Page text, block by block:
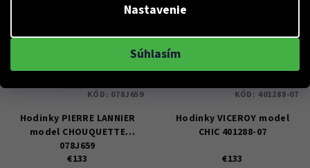
Nastavenie
Súhlasím
Hodinky PIERRE LANNIER
model CHOUQUETTE
078J659
€133
KÓD: 078J659
Hodinky VICEROY model
CHIC 401288-07
€133
KÓD: 401288-07